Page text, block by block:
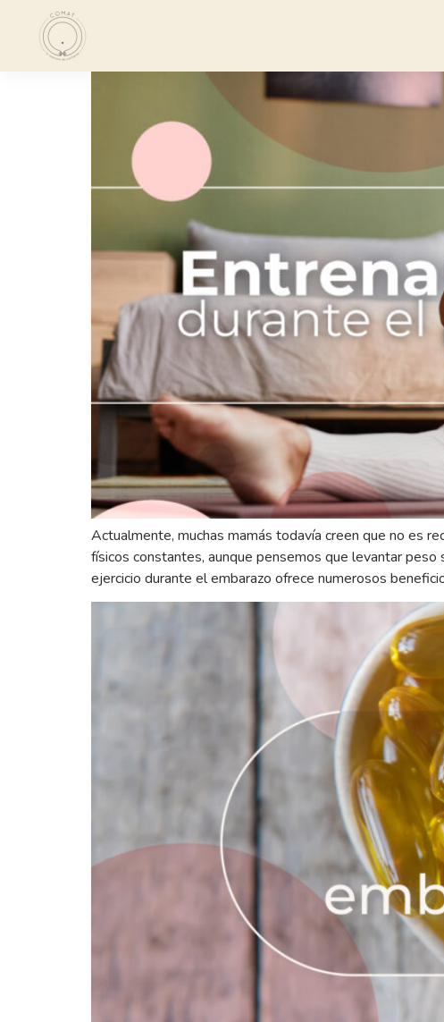
Actualmente, muchas mamás todavía creen que no es
físicos constantes, aunque pensemos que levantar peso
ejercicio durante el embarazo ofrece numerosos